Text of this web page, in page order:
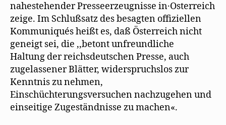
nahestehender Presseerzeugnisse in·Osterreich
zeige. Im Schlußsatz des besagten offiziellen
Kommuniqués heißt es, daß Österreich nicht
geneigt sei, die ,,betont unfreundliche
Haltung der reichsdeutschen Presse, auch
zugelassener Blätter, widerspruchslos zur
Kenntnis zu nehmen,
Einschüchterungsversuchen nachzugehen und
einseitige Zugeständnisse zu machen«.